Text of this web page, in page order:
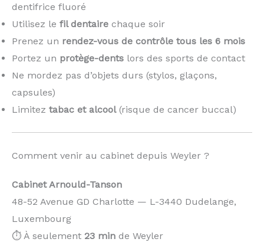
dentifrice fluoré
Utilisez le fil dentaire chaque soir
Prenez un rendez-vous de contrôle tous les 6 mois
Portez un protège-dents lors des sports de contact
Ne mordez pas d’objets durs (stylos, glaçons,
capsules)
Limitez tabac et alcool(risque de cancer buccal)
Comment venir au cabinet depuis Weyler ?
Cabinet Arnould-Tanson
48-52 Avenue GD Charlotte — L-3440 Dudelange,
Luxembourg
⏱️ À seulement 23 min de Weyler